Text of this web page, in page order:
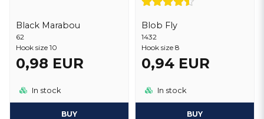
Black Marabou
62
Hook size 10
0,98 EUR
In stock
BUY
Blob Fly
1432
Hook size 8
0,94 EUR
In stock
BUY